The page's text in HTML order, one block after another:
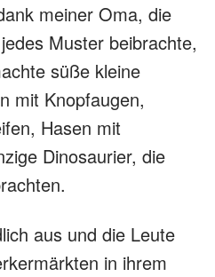
meiner Oma, die
Muster beibrachte,
süße kleine
mit Knopfaugen,
Hasen mit
Dinosaurier, die
aus und die Leute
in ihrem